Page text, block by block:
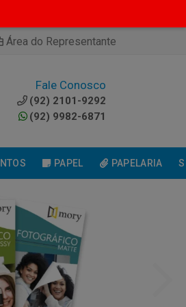
Área do Representante
Fale Conosco
(92) 2101-9292
(92) 9982-6871
PAPEL PAPELARIA